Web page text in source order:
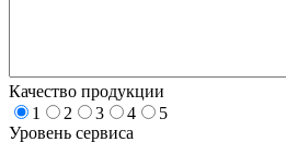
Качество продукции
1
2 3 4
5
Уровень сервиса